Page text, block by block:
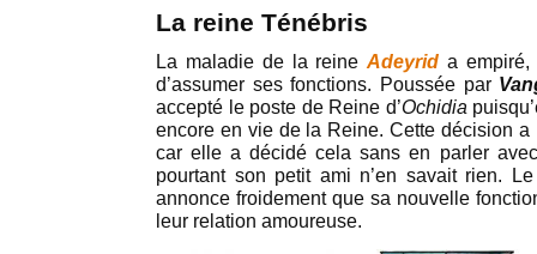
La reine Ténébris
La maladie de la reineAdeyrid a empiré,
d’assumer ses fonctions. Poussée par
accepté le poste de Reine d’Ochidia
encore en vie de la Reine. Cette décision
car elle a décidé cela sans en parler
pourtant son petit ami n’en savait rien.
annonce froidement que sa nouvelle
leur relation amoureuse.